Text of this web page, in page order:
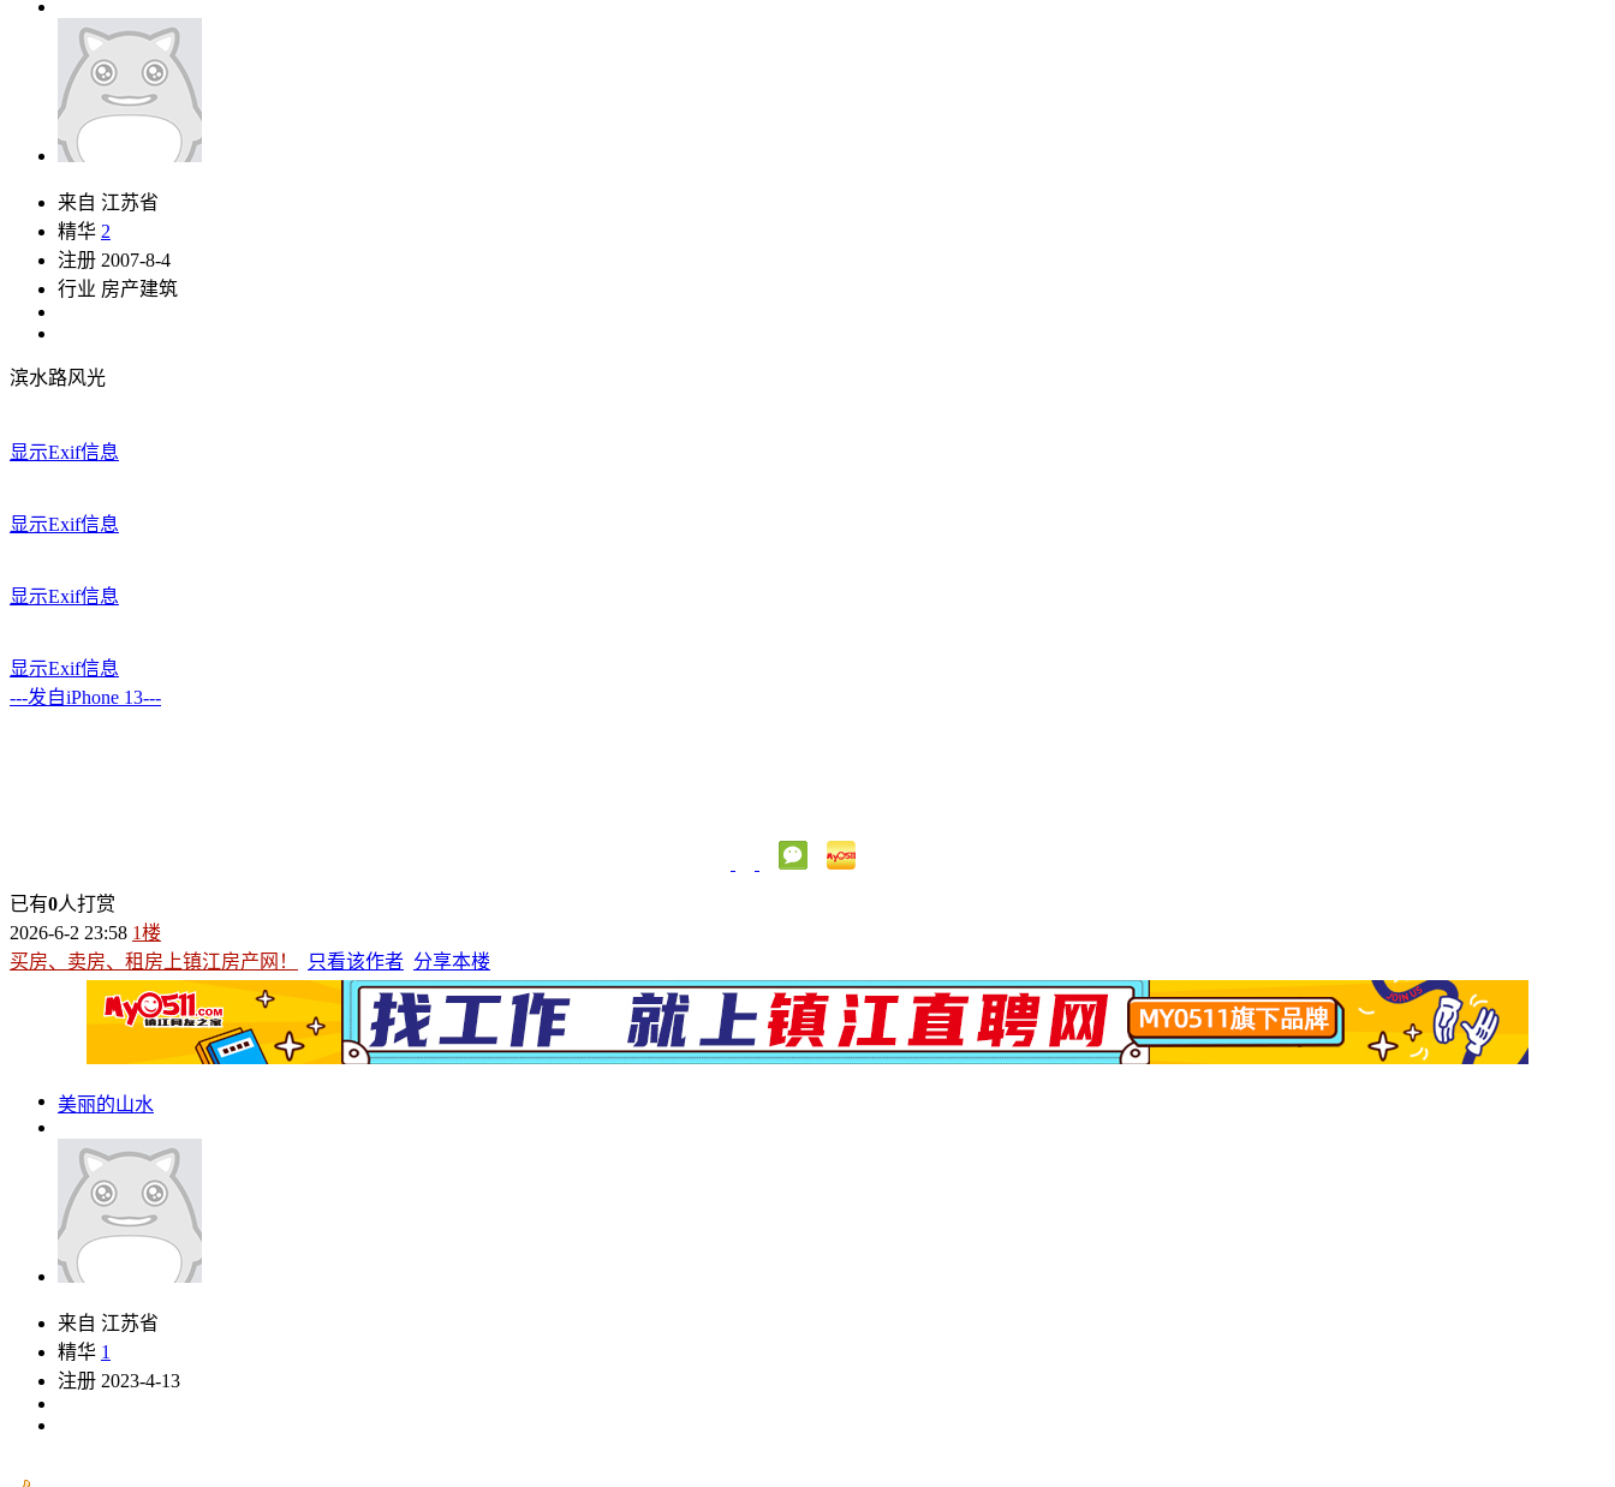
来自 江苏省
精华 2
注册 2007-8-4
行业 房产建筑
滨水路风光
显示Exif信息
显示Exif信息
显示Exif信息
显示Exif信息
---发自iPhone 13---
已有0人打赏
2026-6-2 23:58 1楼
买房、卖房、租房上镇江房产网！
只看该作者 分享本楼
美丽的山水
来自 江苏省
精华 1
注册 2023-4-13